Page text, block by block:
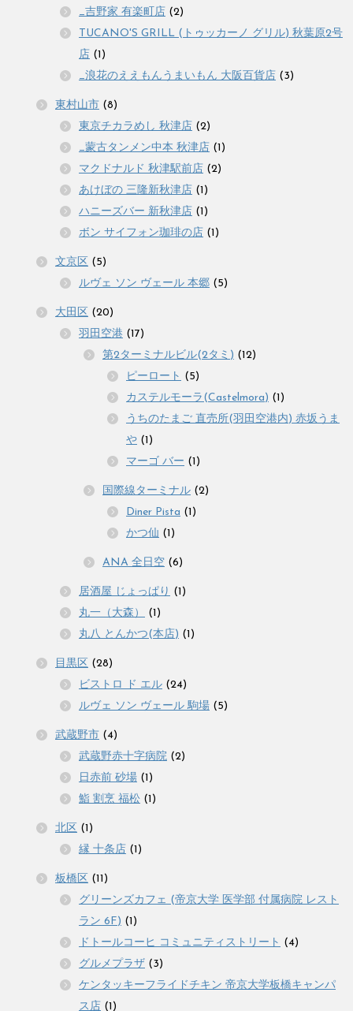
_吉野家 有楽町店 (2)
TUCANO'S GRILL (トゥッカーノ グリル) 秋葉原2号
店 (1)
_浪花のええもんうまいもん 大阪百貨店 (3)
東村山市 (8)
東京チカラめし 秋津店 (2)
_蒙古タンメン中本 秋津店 (1)
マクドナルド 秋津駅前店 (2)
あけぼの 三隆新秋津店 (1)
ハニーズバー 新秋津店 (1)
ボン サイフォン珈琲の店 (1)
文京区 (5)
ルヴェ ソン ヴェール 本郷 (5)
大田区 (20)
羽田空港 (17)
第2ターミナルビル(2タミ) (12)
ピーロート (5)
カステルモーラ(Castelmora) (1)
うちのたまご 直売所(羽田空港内) 赤坂うま
や (1)
マーゴ バー (1)
国際線ターミナル (2)
Diner Pista (1)
かつ仙 (1)
ANA 全日空 (6)
居酒屋 じょっぱり (1)
丸一（大森）
(1)
丸八 とんかつ(本店) (1)
目黒区 (28)
ビストロ ド エル (24)
ルヴェ ソン ヴェール 駒場 (5)
武蔵野市 (4)
武蔵野赤十字病院 (2)
日赤前 砂場 (1)
鮨 割烹 福松 (1)
北区 (1)
縁 十条店 (1)
板橋区 (11)
グリーンズカフェ (帝京大学 医学部 付属病院 レスト
ラン 6F) (1)
ドトールコーヒ コミュニティストリート (4)
グルメプラザ (3)
ケンタッキーフライドチキン 帝京大学板橋キャンパ
ス店 (1)